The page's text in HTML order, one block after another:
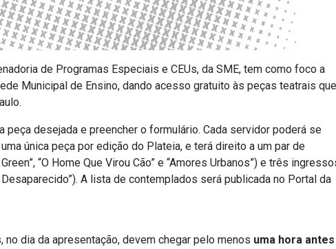
de Programas Especiais e CEUs, da SME, tem como foco a
Municipal de Ensino, dando acesso gratuito às peças teatrais que
peça desejada e preencher o formulário. Cada servidor poderá se
única peça por edição do Plateia, e terá direito a um par de
“O Home Que Virou Cão” e “Amores Urbanos”) e três
A lista de contemplados será publicada no Portal da
no dia da apresentação, devem chegar pelo menos uma hora antes